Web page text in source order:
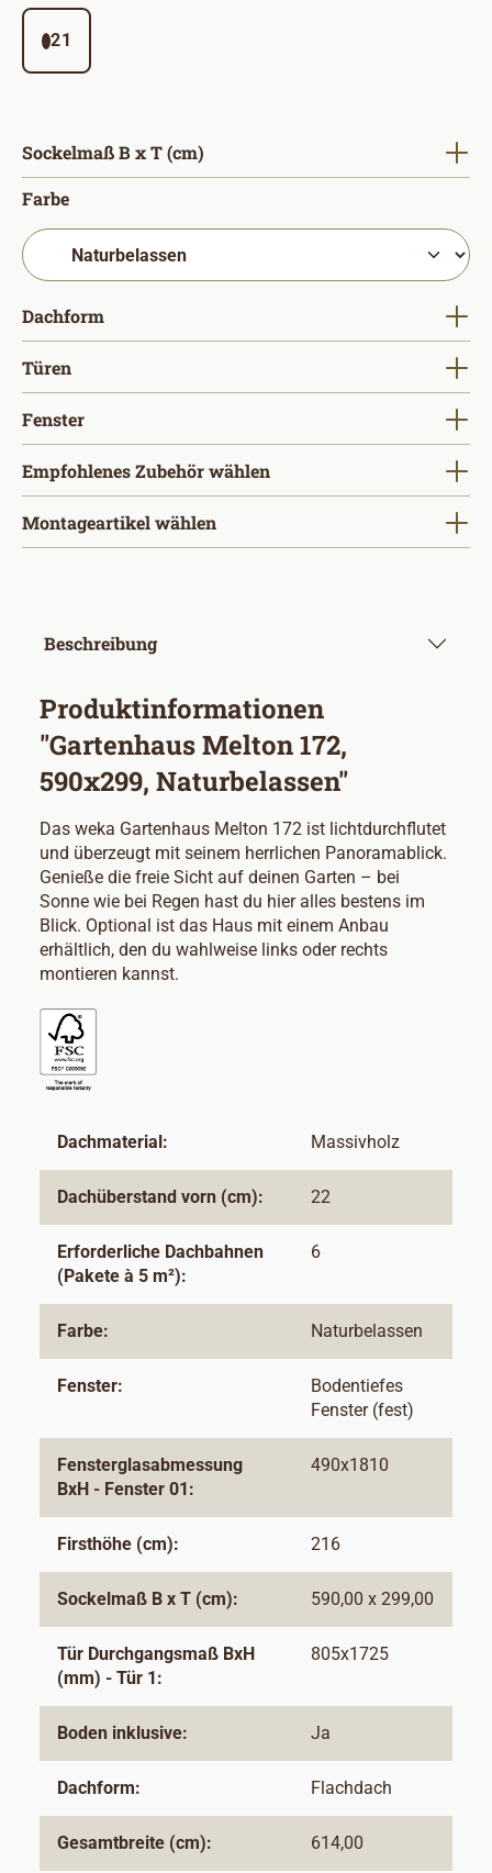
21
Sockelmaß B x T (cm)
Farbeauswählen
Dachform
Türen
Fensterauswählen
Empfohlenes Zubehör wählen
Montageartikel wählen
Beschreibung
Produktinformationen
"Gartenhaus Melton 172,
590x299, Naturbelassen"
Das weka Gartenhaus Melton 172 ist lichtdurchflutet
und überzeugt mit seinem herrlichen Panoramablick.
Genieße die freie Sicht auf deinen Garten – bei
Sonne wie bei Regen hast du hier alles bestens im
Blick. Optional ist das Haus mit einem Anbau
erhältlich, den du wahlweise links oder rechts
montieren kannst.
Dachmaterial: Massivholz
Dachüberstand vorn (cm): 22
Erforderliche Dachbahnen
(Pakete à 5 m²):
6
Farbe: Naturbelassen
Fenster:
Bodentiefes
Fenster (fest)
Fensterglasabmessung
BxH - Fenster 01:
490x1810
Firsthöhe (cm): 216
Sockelmaß B x T (cm): 590,00 x 299,00
Tür Durchgangsmaß BxH
(mm) - Tür 1:
805x1725
Boden inklusive: Ja
Dachform: Flachdach
Gesamtbreite (cm): 614,00